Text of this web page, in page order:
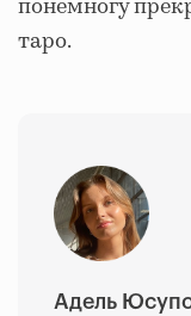
понемногу
таро.
Адель